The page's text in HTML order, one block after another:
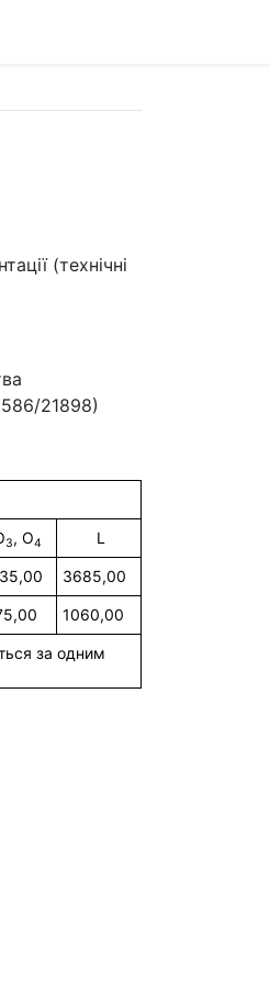
(технічні
21898)
3, O4 L
3685,00
1060,00
за одним